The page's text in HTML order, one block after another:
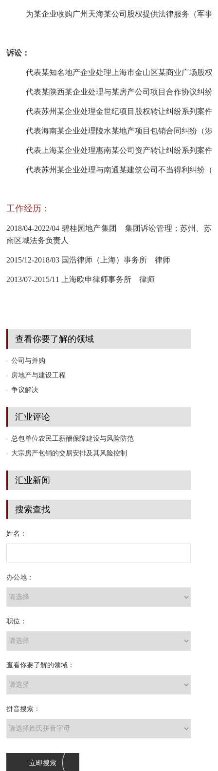
为某企业收购广州天海某公司股权提供法律服务（军事
诉讼：
代表某知名地产企业处理上海市金山区某商业广场股权
代表某陕西某企业处理与某房产公司项目合作协议纠纷
代表苏州某企业处理金世纪项目股权转让纠纷系列案件
代表海南某企业处理陵水某地产项目包销合同纠纷（涉
代表上海某企业处理惠南某公司资产转让纠纷系列案件
代表苏州某企业处理与南通某建筑公司不当得利纠纷（
工作经历：
2018/04-2022/04 碧桂园地产集团 集团诉讼管理；苏州、苏
南区域法务负责人
2015/12-2018/03 国浩律师（上海）事务所 律师
2013/07-2015/11 上海欧申律师事务所 律师
查看你要了解的领域
公司与并购
房地产与建设工程
争议解决
汇业评论
总包单位农民工薪酬保障建设与风险防范
大宗房产包销的交易安排及其风险控制
汇业新闻
搜索查找
姓名：
办公地：
职位：
查看你要了解的领域：
拼音搜索：